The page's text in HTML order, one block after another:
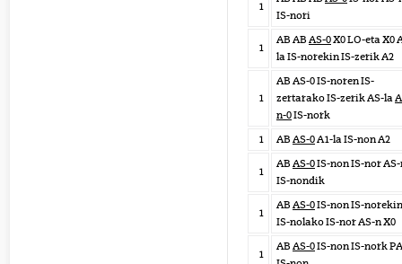
1
IS-nori
1
AB AB AS-0X0 LO-eta X0
la IS-norekin IS-zerik A2
1
AB AS-0 IS-noren IS-
zertarako IS-zerik AS-la
n-0IS-nork
1
AB AS-0A1-la IS-non A2
1
AB AS-0IS-non IS-nor
IS-nondik
1
AB AS-0IS-non IS-norekin
IS-nolako IS-nor AS-n X0
1
AB AS-0IS-non IS-nork PA